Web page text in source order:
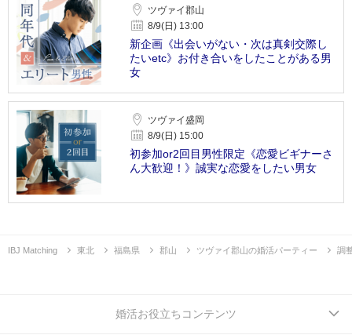
ツヴァイ郡山
8/9(日) 13:00
新企画《出会いがない・次は真剣交際し
たいetc》お付き合いをしたことがある男
女
ツヴァイ盛岡
8/9(日) 15:00
初参加or2回目男性限定《恋愛ビギナーさ
ん大歓迎！》誠実な恋愛をしたい男女
IBJ Matching 東北 福島県 郡山 ツヴァイ郡山の婚活パーティー 調
婚活お役立ちコンテンツ